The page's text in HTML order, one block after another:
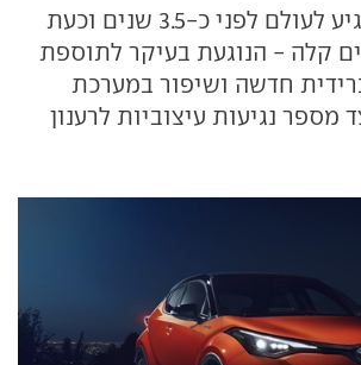
טויוטה C-HR הגיע לעולם לפני כ-3.5 שנים וכעת
קלה - הנוגעת בעיקר לתוספת
חדשה ושיפור במערכת
מספר נגיעות עיצוביות לרענון